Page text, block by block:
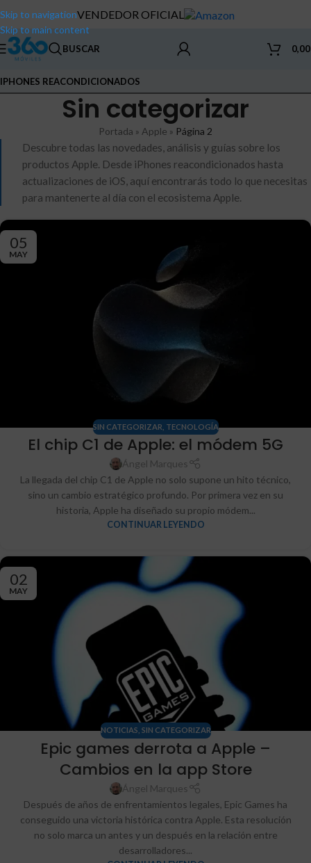
Skip to navigation
Skip to main content
VENDEDOR OFICIAL
BUSCAR
IPHONES REACONDICIONADOS
Sin categorizar
Portada » Apple » Página 2
Descubre todas las novedades, análisis y guías sobre los
productos Apple. Desde iPhones reacondicionados hasta
actualizaciones de iOS, aquí encontrarás todo lo que necesitas
para mantenerte al día con el ecosistema Apple.
05
MAY
SIN CATEGORIZAR TECNOLOGÍA
El chip C1 de Apple: el módem 5G
Ángel Marques
La llegada del chip C1 de Apple no solo supone un hito técnico,
sino un cambio estratégico profundo. Por primera vez en su
historia, Apple ha diseñado su propio módem...
CONTINUAR LEYENDO
02
MAY
NOTICIAS SIN CATEGORIZAR
Epic games derrota a Apple –
Cambios en la app Store
Ángel Marques
Después de años de enfrentamientos legales, Epic Games ha
conseguido una victoria histórica contra Apple. Esta resolución
no solo marca un antes y un después en la relación entre
desarrolladores...